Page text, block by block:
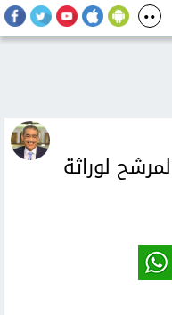
لوراثة